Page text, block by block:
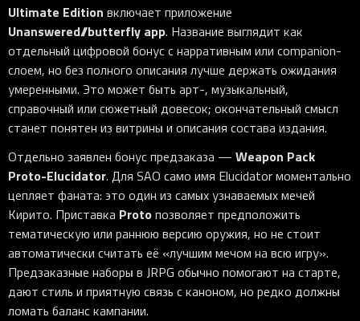
Ultimate Edition включает приложение
Unanswered//butterfly app. Название выглядит как
отдельный цифровой бонус с нарративным или companion-
слоем, но без полного описания лучше держать ожидания
умеренными. Это может быть арт-, музыкальный,
справочный или сюжетный довесок; окончательный смысл
станет понятен из витрины и описания состава издания.
Отдельно заявлен бонус предзаказа — Weapon Pack
Proto-Elucidator. Для SAO само имя Elucidator моментально
цепляет фаната: это один из самых узнаваемых мечей
Кирито. Приставка Protoпозволяет предположить
тематическую или раннюю версию оружия, но не стоит
автоматически считать её «лучшим мечом на всю игру».
Предзаказные наборы в JRPG обычно помогают на старте,
дают стиль и приятную связь с каноном, но редко должны
ломать баланс кампании.